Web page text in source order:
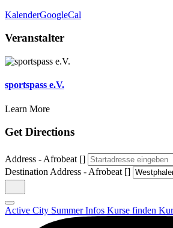
KalenderGoogleCal
Veranstalter
sportspass e.V.
Learn More
Get Directions
Address - Afrobeat []
Destination Address - Afrobeat []
Active City SummerInfos Kurse finden